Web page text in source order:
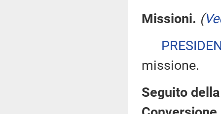
Missioni. (
missione.
Seguito